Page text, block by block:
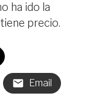
ha ido la
precio.
Email